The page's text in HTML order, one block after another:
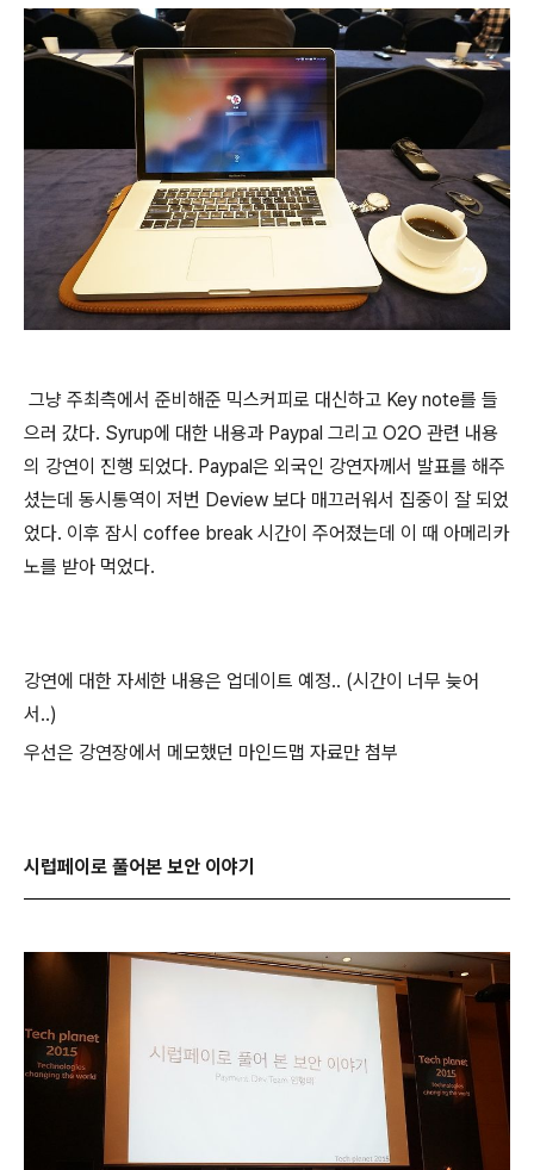
그냥 주최측에서 준비해준 믹스커피로 대신하고 Key note를 들
으러 갔다. Syrup에 대한 내용과 Paypal 그리고 O2O 관련 내용
의 강연이 진행 되었다. Paypal은 외국인 강연자께서 발표를 해주
셨는데 동시통역이 저번 Deview 보다 매끄러워서 집중이 잘 되었
었다. 이후 잠시 coffee break 시간이 주어졌는데 이 때 아메리카
노를 받아 먹었다.
강연에 대한 자세한 내용은 업데이트 예정.. (시간이 너무 늦어
서..)
우선은 강연장에서 메모했던 마인드맵 자료만 첨부
시럽페이로 풀어본 보안 이야기